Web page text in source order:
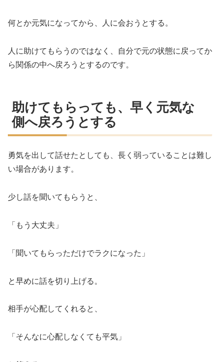
何とか元気になってから、人に会おうとする。
人に助けてもらうのではなく、自分で元の状態に戻ってか
ら関係の中へ戻ろうとするのです。
助けてもらっても、早く元気な
側へ戻ろうとする
勇気を出して話せたとしても、長く弱っていることは難し
い場合があります。
少し話を聞いてもらうと、
「もう大丈夫」
「聞いてもらっただけでラクになった」
と早めに話を切り上げる。
相手が心配してくれると、
「そんなに心配しなくても平気」